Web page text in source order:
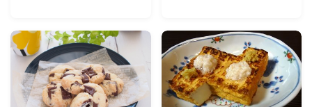
豆腐・厚揚げ・油揚げ・納豆・豆類・豆製品料理
缶詰料理(ツナ・サバ・いわし・ホタテ貝柱・コーン
等)